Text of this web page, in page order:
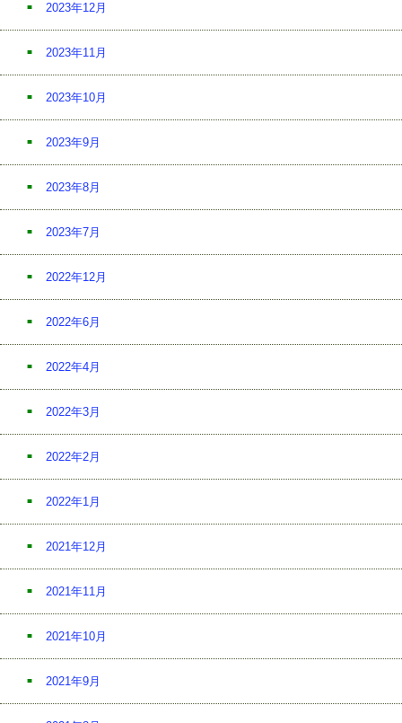
2023年12月
2023年11月
2023年10月
2023年9月
2023年8月
2023年7月
2022年12月
2022年6月
2022年4月
2022年3月
2022年2月
2022年1月
2021年12月
2021年11月
2021年10月
2021年9月